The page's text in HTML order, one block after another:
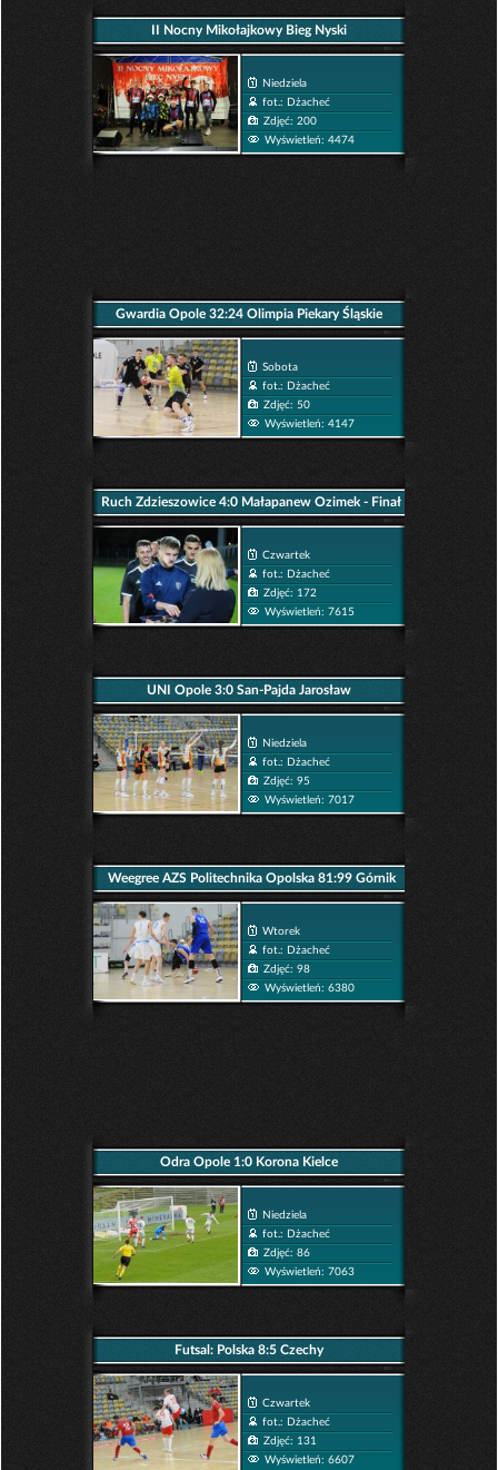
II Nocny Mikołajkowy Bieg Nyski
Niedziela
fot.: Dżacheć
Zdjęć: 200
Wyświetleń: 4474
Gwardia Opole 32:24 Olimpia Piekary Śląskie
Sobota
fot.: Dżacheć
Zdjęć: 50
Wyświetleń: 4147
Ruch Zdzieszowice 4:0 Małapanew Ozimek - Finał
Wojewódzkiego Pucharu Polski
Czwartek
fot.: Dżacheć
Zdjęć: 172
Wyświetleń: 7615
UNI Opole 3:0 San-Pajda Jarosław
Niedziela
fot.: Dżacheć
Zdjęć: 95
Wyświetleń: 7017
Weegree AZS Politechnika Opolska 81:99 Górnik
Wałbrzych
Wtorek
fot.: Dżacheć
Zdjęć: 98
Wyświetleń: 6380
Odra Opole 1:0 Korona Kielce
Niedziela
fot.: Dżacheć
Zdjęć: 86
Wyświetleń: 7063
Futsal: Polska 8:5 Czechy
Czwartek
fot.: Dżacheć
Zdjęć: 131
Wyświetleń: 6607